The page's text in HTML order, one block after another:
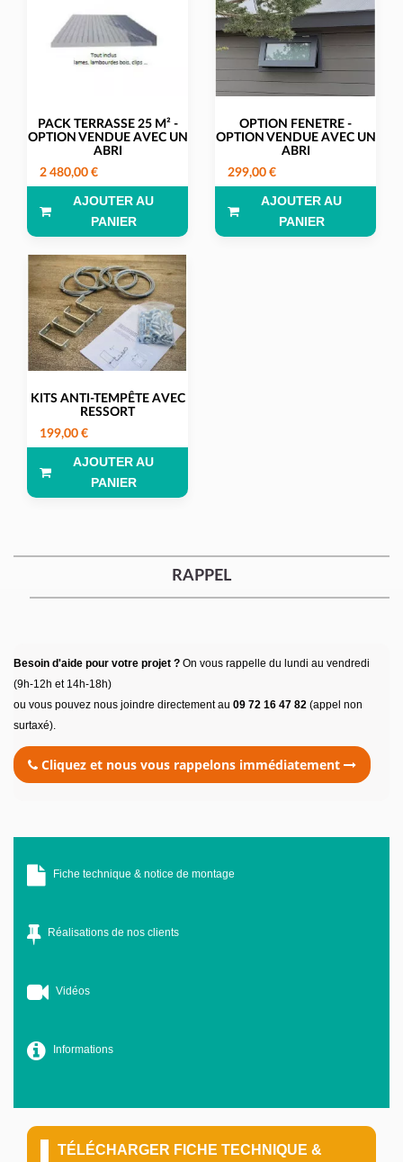
PACK TERRASSE 25 M² -
OPTION VENDUE AVEC UN
ABRI
2 480,00 €
AJOUTER AU
PANIER
OPTION FENETRE -
OPTION VENDUE AVEC UN
ABRI
299,00 €
AJOUTER AU
PANIER
KITS ANTI-TEMPÊTE AVEC
RESSORT
199,00 €
AJOUTER AU
PANIER
RAPPEL
Besoin d'aide pour votre projet ? On vous rappelle du lundi au vendredi
(9h-12h et 14h-18h)
ou vous pouvez nous joindre directement au 09 72 16 47 82 (appel non
surtaxé).
Cliquez et nous vous rappelons immédiatement
Fiche technique & notice de montage
Réalisations de nos clients
Vidéos
Informations
TÉLÉCHARGER FICHE TECHNIQUE &